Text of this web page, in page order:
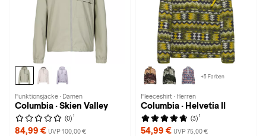
Funktionsjacke · Damen
Columbia · Skien Valley
(0) 1
84,99 € UVP 100,00 €
+5 Farben
Fleeceshirt · Herren
Columbia · Helvetia II
(3) 1
54,99 € UVP 75,00 €